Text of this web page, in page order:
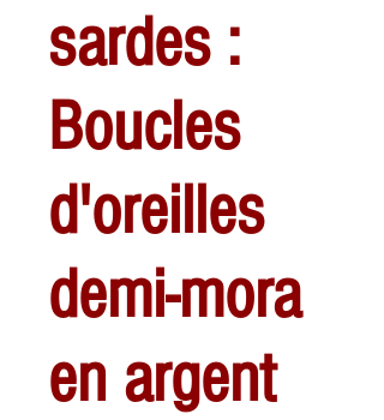
sardes :
Boucles
d'oreilles
demi-mora
en argent